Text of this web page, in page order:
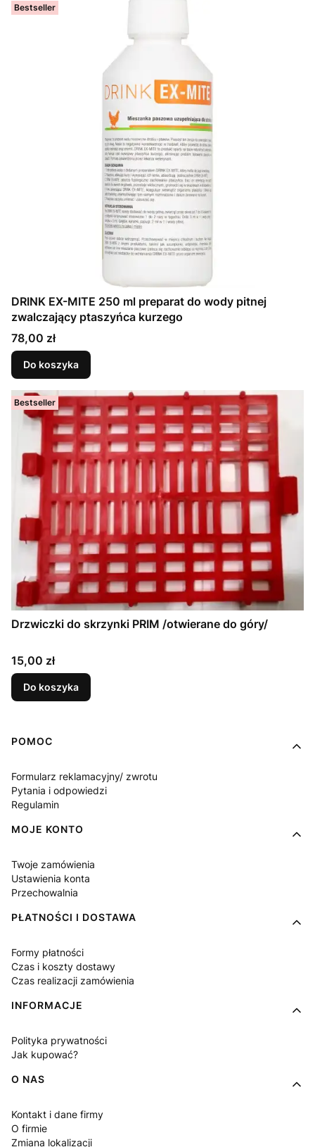
Bestseller
DRINK EX-MITE 250 ml preparat do wody pitnej
zwalczający ptaszyńca kurzego
Cena
78,00 zł
Do koszyka
Bestseller
Drzwiczki do skrzynki PRIM /otwierane do góry/
Cena
15,00 zł
Do koszyka
Linki w stopce
POMOC
Formularz reklamacyjny/ zwrotu
Pytania i odpowiedzi
Regulamin
MOJE KONTO
Twoje zamówienia
Ustawienia konta
Przechowalnia
PŁATNOŚCI I DOSTAWA
Formy płatności
Czas i koszty dostawy
Czas realizacji zamówienia
INFORMACJE
Polityka prywatności
Jak kupować?
O NAS
Kontakt i dane firmy
O firmie
Zmiana lokalizacji